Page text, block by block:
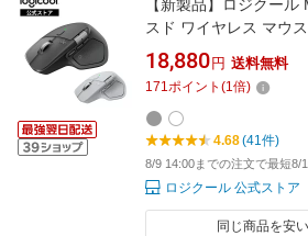
【新製品】ロジクー
スド ワイヤレス マウ
MX2400PG 触覚フィ
Bolt Bluetooth 8000dpi
ル USB-C 充電式 国内
18,880 円 送料無料
171ポイント (1倍)
4.68(41件)
8/9 14:00までの注文で最短8/
ロジクール 公式ストア
同じ商品を安